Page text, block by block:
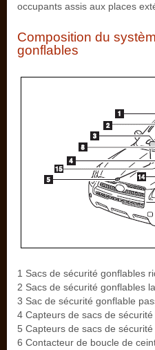
occupants assis aux places
Composition du
gonflables
1 Sacs de sécurité gonflables
2 Sacs de sécurité gonflables
3 Sac de sécurité gonflable
4 Capteurs de sacs de
5 Capteurs de sacs de
6 Contacteur de boucle de